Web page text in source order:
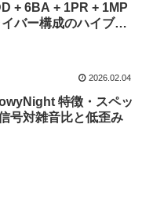
+ 6BA + 1PR + 1MP
バー構成のハイブリ
2026.02.04
特徴・スペッ
号対雑音比と低歪み